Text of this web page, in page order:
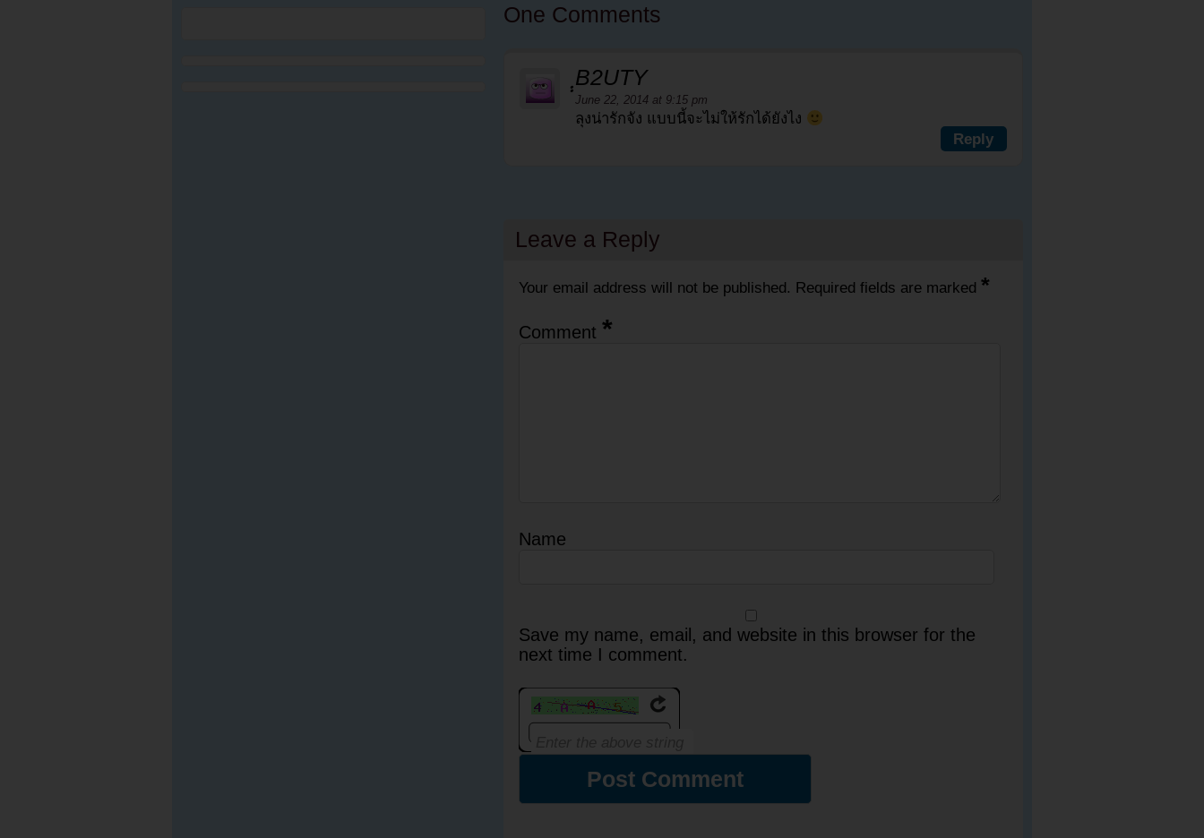
One Comments
ฺฺB2UTY
June 22, 2014 at 9:15 pm
ลุงน่ารักจัง แบบนี้จะไม่ให้รักได้ยังไง
Reply
Leave a Reply
Your email address will not be published. Required fields are marked *
Comment *
Name
Save my name, email, and website in this browser for the
next time I comment.